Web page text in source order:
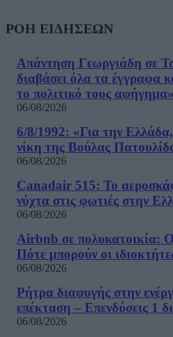
ΡΟΗ ΕΙΔΗΣΕΩΝ
Απάντηση Γεωργιάδη σε
διαβάσει όλα τα έγγραφα
το πολιτικό τους αφήγημα»
06/08/2026
6/8/1992: «Για την
νίκη της Βούλας
06/08/2026
Canadair 515: Το
νύχτα στις φωτιές στην
06/08/2026
Airbnb σε πολυκατοικία:
Πότε μπορούν οι
06/08/2026
Ρήτρα διαφυγής στην
επέκταση – Επενδύσεις 1
06/08/2026